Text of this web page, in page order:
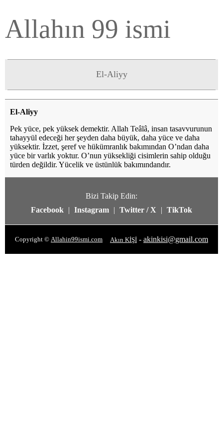
Allahın 99 ismi
El-Aliyy
El-Aliyy
Pek yüce, pek yüksek demektir. Allah Teâlâ, insan tasavvurunun
tahayyül edeceği her şeyden daha büyük, daha yüce ve daha
yüksektir. İzzet, şeref ve hükümranlık bakımından O’ndan daha
yüce bir varlık yoktur. O’nun yüksekliği cisimlerin sahip olduğu
türden değildir. Yücelik ve üstünlük bakımındandır.
Bizi Takip Edin:
Facebook | Instagram | Twitter / X | TikTok
Copyright © Allahin99ismi.com Akın KİŞİ - akinkisi@gmail.com